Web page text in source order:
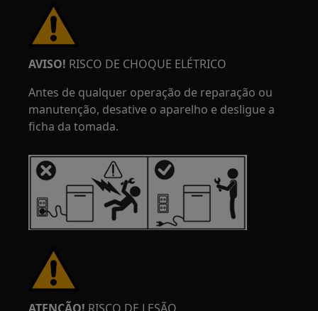
AVISO! RISCO DE CHOQUE ELÉTRICO
Antes de qualquer operação de reparação ou
manutenção, desative o aparelho e desligue a
ficha da tomada.